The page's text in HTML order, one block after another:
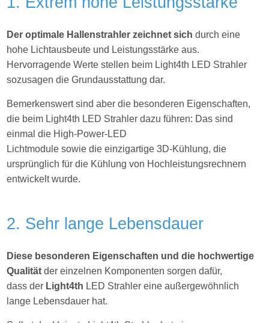
Der optimale Hallenstrahler zeichnet sichdurch eine
hohe Lichtausbeute und Leistungsstärke aus.
Hervorragende Werte stellen beim Light4th LED Strahler
sozusagen die Grundausstattung dar.
Bemerkenswert sind aber die besonderen Eigenschaften,
die beim Light4th LED Strahler dazu führen: Das sind
einmal die High-Power-LED
Lichtmodule sowie die einzigartige 3D-Kühlung, die
ursprünglich für die Kühlung von Hochleistungsrechnern
entwickelt wurde.
2. Sehr lange Lebensdauer
Diese besonderen Eigenschaften und die hochwertige
Qualität der einzelnen Komponenten sorgen dafür,
dass der Light4th LED Strahler eine außergewöhnlich
lange Lebensdauer hat.